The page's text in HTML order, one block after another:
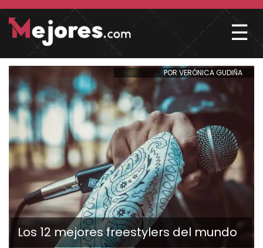
☰
POR VERÓNICA GUDIÑA
Los 12 mejores freestylers del mundo